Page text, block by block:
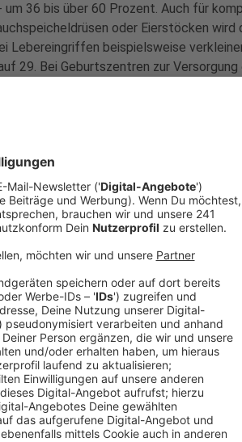
36 bis über 60 Prozent. Auch für
oder Eierstöcken wird
Lebereingriffen beispielsweise
29. Bei Geburtszentren zur
von 46 auf 34 reduziert (weitere
dass Patienten unter Umständen für
oder lukrativer der Eingriff ist, desto
Leistungen sind
Kardiologie oder der Orthopädie.
- Julian Stratenschulte
April 2025 der neue Krankenhausplan. Es
soll es aber keine geben.
und Geburtshilfe bleiben